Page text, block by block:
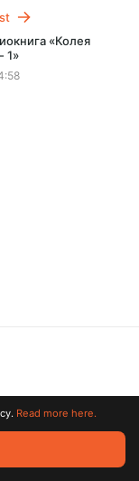
«Колея
1»
All trademarks
Read more here.